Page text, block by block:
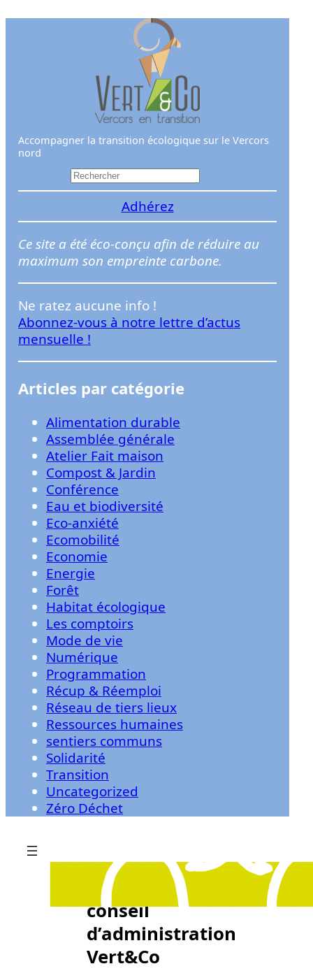
Accompagner la transition écologique sur le Vercors
nord
e
h
e
r
e
r
Adhérez
Ce site a été éco-conçu afin de réduire au
maximum son empreinte carbone.
Ne ratez aucune info !
Abonnez-vous à notre lettre d’actus
mensuelle !
Articles par catégorie
Alimentation durable
Assemblée générale
Atelier Fait maison
Compost & Jardin
Conférence
Eau et biodiversité
Eco-anxiété
Ecomobilité
Economie
Energie
Forêt
Habitat écologique
Les comptoirs
Mode de vie
Numérique
Programmation
Récup & Réemploi
Réseau de tiers lieux
Ressources humaines
sentiers communs
Solidarité
Transition
Uncategorized
Zéro Déchet
3/28/2025
Le nouveau
conseil
d’administration
Vert&Co